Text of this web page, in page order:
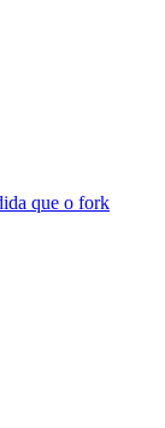
que o fork